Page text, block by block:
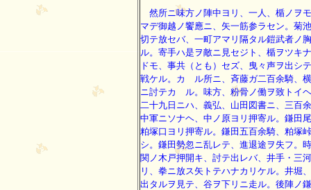
然所ニ味方ノ陣中ヨリ、一人、楯ノヲ
マデ御越ノ饗應ニ、矢一筋参ラセン。菊
切テ放セバ、一町アマリ隔タル鎧武者ノ
ル。寄手ハ是ヲ敵ニ見セジト、楯ヲツキ
ドモ、事共（とも）セズ、曳々声ヲ出シ
戦ケル。カゝル所ニ、斉藤ガ二百余騎、
ニ討テカゝル。味方、粉骨ノ働ヲ致トイ
二十九日ニハ、義弘、山田図書ニ、三百
中軍ニソナヘ、中ノ原ヨリ押寄ル。鎌田
粕塚口ヨリ押寄ル。鎌田五百余騎、粕塚
シ。鎌田勢忽ニ乱レテ、進退途ヲ失フ。
関ノ木戸押開キ、討テ出レバ、井手・三
リ、拳ニ放ス矢トテハナカリケル。井堀
出タルヲ見テ、谷ヲ下リニ走ル。後陣ノ